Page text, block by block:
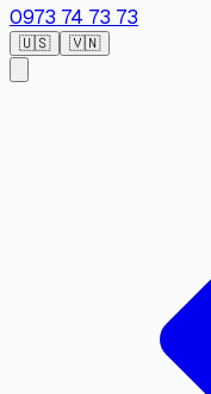
0973 74 73 73
🇺🇸 🇻🇳